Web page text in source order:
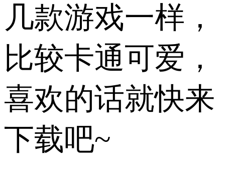
几款游戏一样，
比较卡通可爱，
喜欢的话就快来
下载吧~